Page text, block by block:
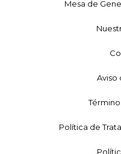
Mesa de
Aviso
Política de